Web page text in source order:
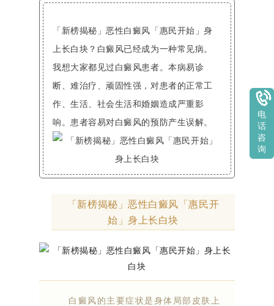
「新榜揭秘」恶性白癜风「惠民开始」身
上长白块？白癜风已经成为一种常见病。
我想大家都见过白癜风患者。本病易诊
断、难治疗、顽固性强，对患者的正常工
作、生活、社会生活和婚姻造成严重影
响。患者容易对白癜风的预防产生误解。
「新榜揭秘」恶性白癜风「惠民开
始」身上长白块
白癜风的主要症状是身体局部皮肤上
电
话
咨
询